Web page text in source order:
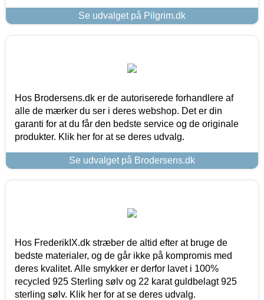
Se udvalget på Pilgrim.dk
Hos Brodersens.dk er de autoriserede forhandlere af
alle de mærker du ser i deres webshop. Det er din
garanti for at du får den bedste service og de originale
produkter. Klik her for at se deres udvalg.
Se udvalget på Brodersens.dk
Hos FrederikIX.dk stræber de altid efter at bruge de
bedste materialer, og de går ikke på kompromis med
deres kvalitet. Alle smykker er derfor lavet i 100%
recycled 925 Sterling sølv og 22 karat guldbelagt 925
sterling sølv. Klik her for at se deres udvalg.